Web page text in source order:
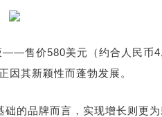
——售价580美元（约合人民币
其新颖性而蓬勃发展。
的品牌而言，实现增长则更